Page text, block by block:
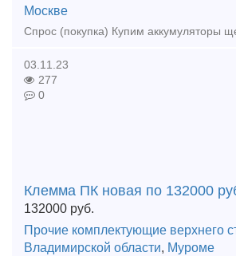
Москве
03.11.23
277
0
Клемма ПК новая по 132000
132000 руб.
Прочие комплектующие верхнего
Владимирской области, Муроме